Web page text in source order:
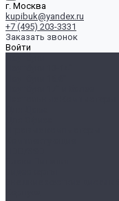
г. Москва
kupibuk@yandex.ru
+7 (495) 203-3331
Заказать звонок
Войти